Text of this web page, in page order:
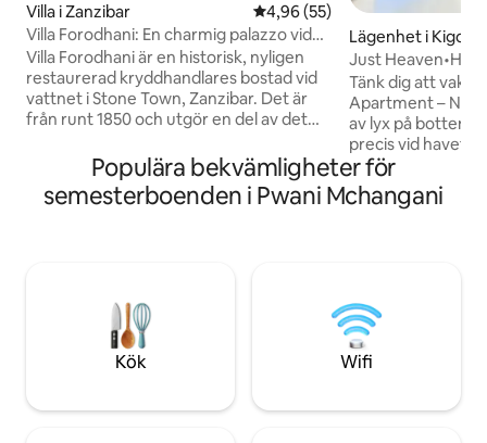
Villa i Zanzibar 4,96 av 5 i genomsnittligt
4,96 (55)
Villa Forodhani: En charmig palazzo vid
havet
Villa Forodhani är en historisk, nyligen
restaurerad kryddhandlares bostad vid
vattnet i Stone Town, Zanzibar. Det är
från runt 1850 och utgör en del av det
restaurerades noggrant enligt
UNESCO:s riktlinjer, vilket bevarade dess
ursprungliga struktur. Den erbjuder
grundläggande bekvämligheter och
användbara lokala rekommendationer.
Lägenhet i
Just
Tänk dig att
Apartment –
av lyx på
precis vid havet. Du öppnar ögonen och
en spektakulär
horisonten
himlen möter
fantastiska
minuter. Det
sådana platser.
Populära bekvämligheter för
semesterboenden i Pwani Mchangani
Kök Wifi